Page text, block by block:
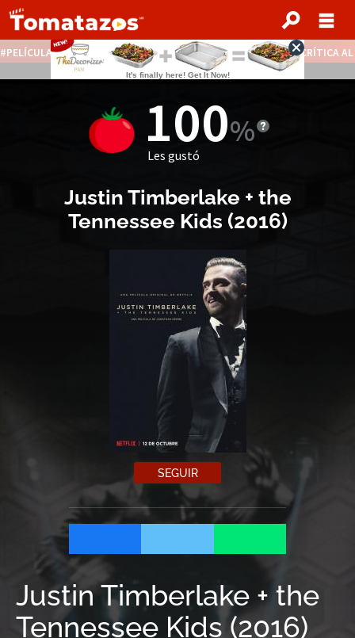
PELÍCULAS STREAMING GRATIS NOTICIAS DESTACADAS CRÍTICA
100
Les gustó
Justin Timberlake + the
Tennessee Kids (2016)
SEGUIR
Justin Timberlake + the
Tennessee Kids(2016)